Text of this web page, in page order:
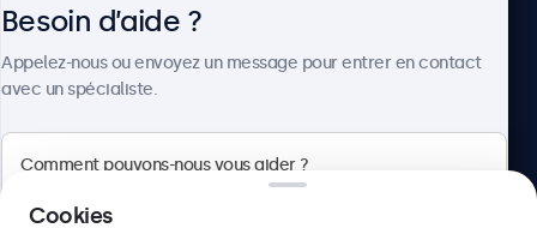
Besoin d’aide ?
Appelez-nous ou envoyez un message pour entrer en contact
avec un spécialiste.
Cookies